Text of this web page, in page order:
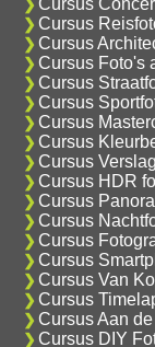
Cursus
Cursus
Cursus Foto's
Cursus
Cursus
Cursus
Cursus
Cursus
Cursus HDR
Cursus
Cursus
Cursus
Cursus
Cursus Van
Cursus
Cursus Aan
Cursus DIY